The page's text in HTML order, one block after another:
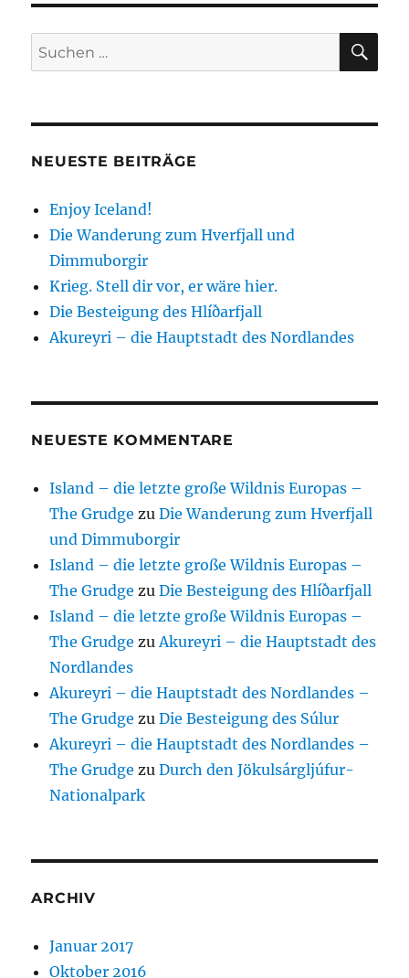
Beiträge
E
Suchen
nach:
NEUESTE BEITRÄGE
Enjoy Iceland!
Die Wanderung zum Hverfjall und
Dimmuborgir
Krieg. Stell dir vor, er wäre hier.
Die Besteigung des Hlíðarfjall
Akureyri – die Hauptstadt des Nordlandes
NEUESTE KOMMENTARE
Island – die letzte große Wildnis Europas –
The Grudge zuDie Wanderung zum Hverfjall
und Dimmuborgir
Island – die letzte große Wildnis Europas –
The Grudge zuDie Besteigung des Hlíðarfjall
Island – die letzte große Wildnis Europas –
The Grudge zu Akureyri – die Hauptstadt des
Nordlandes
Akureyri – die Hauptstadt des Nordlandes –
The Grudge zuDie Besteigung des Súlur
Akureyri – die Hauptstadt des Nordlandes –
The Grudge zuDurch den Jökulsárgljúfur-
Nationalpark
ARCHIV
Januar 2017
Oktober 2016